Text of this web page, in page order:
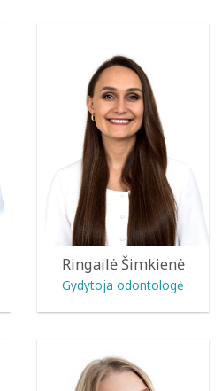
Ringailė Šimkienė
Gydytoja odontologė